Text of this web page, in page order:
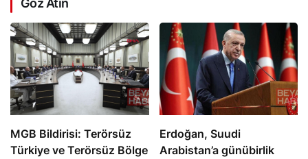
Göz Atın
MGB Bildirisi: Terörsüz
Türkiye ve Terörsüz Bölge
Erdoğan, Suudi
Arabistan’a günübirlik